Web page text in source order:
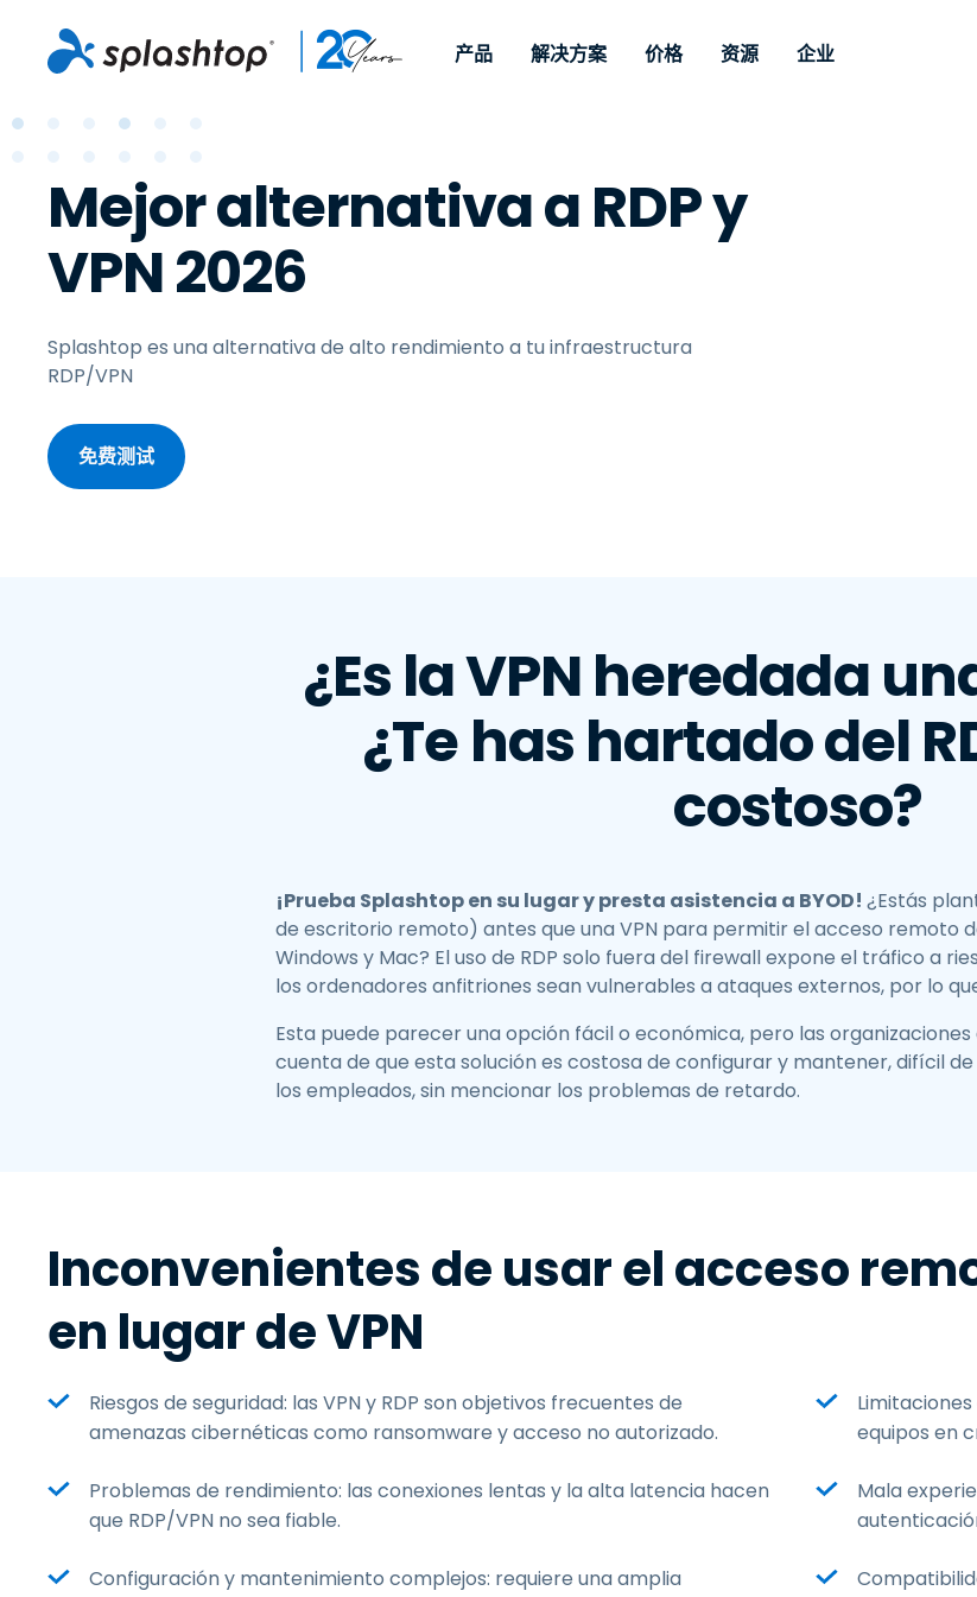
产品
Para que particulares y
pequeños equipos
ordenadores de trabajo
desde cualquier
cualquier lugar.
Para que los
profesionales de TI
disponible como
complemento. Opción
Endpoint
Management
Para que los
解决方案
Trabajo remoto
Soporte TI y servicio de
MSP
纪念品
Gestión de
Riesgo y cumplimiento
实验中心的远程访问
Explorar todas las
necesidades
价格 资源
远程支持
Gestión de puntos finales o
博客
案例研究
演示视频
企业
Sobre nosotros
卡雷拉斯
安全性
Prensa
Mejor alternativa a RDP y
VPN 2026
Splashtop es una alternativa de alto rendimiento a tu infraestructura
RDP/VPN
免费测试
¿Es la VPN heredada
¿Te has hartado del
costoso?
¡Prueba Splashtop en su lugar y presta asistencia a BYOD! ¿Estás
de escritorio remoto) antes que una VPN para permitir el acceso remoto
Windows y Mac? El uso de RDP solo fuera del firewall expone el tráfico a
los ordenadores anfitriones sean vulnerables a ataques externos, por lo
Esta puede parecer una opción fácil o económica, pero las
cuenta de que esta solución es costosa de configurar y mantener, difícil
los empleados, sin mencionar los problemas de retardo.
Inconvenientes de usar el acceso
en lugar de VPN
Riesgos de seguridad: las VPN y RDP son objetivos frecuentes de
amenazas cibernéticas como ransomware y acceso no autorizado.
Problemas de rendimiento: las conexiones lentas y la alta latencia hacen
que RDP/VPN no sea fiable.
Configuración y mantenimiento complejos: requiere una amplia
equipos en
Mala